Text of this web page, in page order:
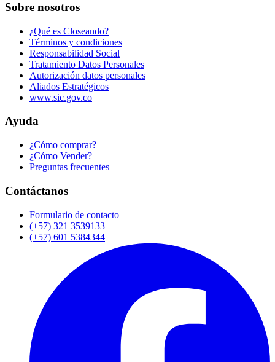
Sobre nosotros
¿Qué es Closeando?
Términos y condiciones
Responsabilidad Social
Tratamiento Datos Personales
Autorización datos personales
Aliados Estratégicos
www.sic.gov.co
Ayuda
¿Cómo comprar?
¿Cómo Vender?
Preguntas frecuentes
Contáctanos
Formulario de contacto
(+57) 321 3539133
(+57) 601 5384344